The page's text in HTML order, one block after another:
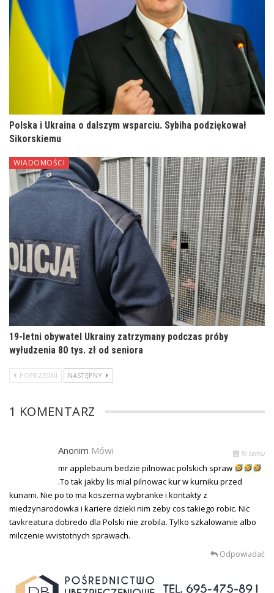
Polska i Ukraina o dalszym wsparciu. Sybiha podziękował
Sikorskiemu
WIADOMOŚCI
19-letni obywatel Ukrainy zatrzymany podczas próby
wyłudzenia 80 tys. zł od seniora
POPRZEDNI NASTĘPNY
1 KOMENTARZ
Anonim Mówi % temu
mr applebaum bedzie pilnowac polskich spraw
.To tak jakby lis mial pilnowac kur w kurniku przed
kunami. Nie po to ma koszerna wybranke i kontakty z
miedzynarodowka i kariere dzieki nim zeby cos takiego robic. Nic
tavkreatura dobredo dla Polski nie zrobila. Tylko szkalowanie albo
milczenie wvistotnych sprawach.
Odpowiadać